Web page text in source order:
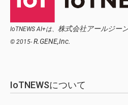
IoTNEWS AI+は、 株式会社アールジー
© 2015- R.GENE,Inc.
IoTNEWSについて